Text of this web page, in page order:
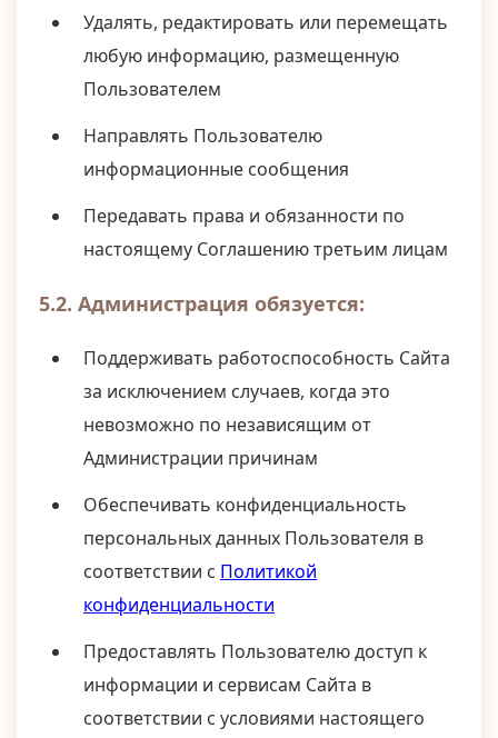
Удалять, редактировать или перемещать
любую информацию, размещенную
Пользователем
Направлять Пользователю
информационные сообщения
Передавать права и обязанности по
настоящему Соглашению третьим лицам
5.2. Администрация обязуется:
Поддерживать работоспособность Сайта
за исключением случаев, когда это
невозможно по независящим от
Администрации причинам
Обеспечивать конфиденциальность
персональных данных Пользователя в
соответствии с Политикой
конфиденциальности
Предоставлять Пользователю доступ к
информации и сервисам Сайта в
соответствии с условиями настоящего